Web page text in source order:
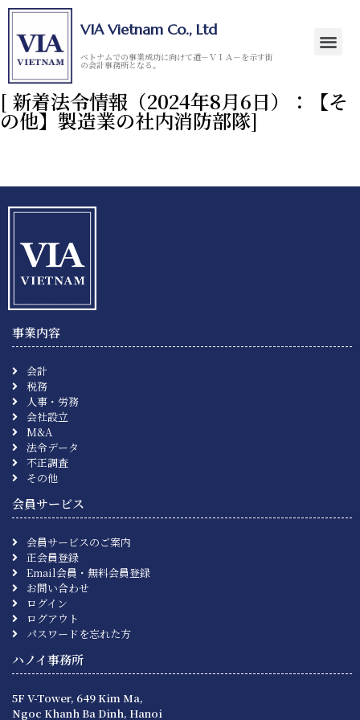
VIA Vietnam Co., Ltd
ベトナムでの事業成功に向けて道－ＶＩＡ－を示す街
の会計事務所となる。
[ 新着法令情報（2024年8月6日）：【そ
の他】製造業の社内消防部隊]
事業内容
会計
税務
人事・労務
会社設立
M&A
法令データ
不正調査
その他
会員サービス
会員サービスのご案内
正会員登録
Email会員・無料会員登録
お問い合わせ
ログイン
ログアウト
パスワードを忘れた方
ハノイ事務所
5F V-Tower, 649 Kim Ma,
Ngoc Khanh Ba Dinh, Hanoi